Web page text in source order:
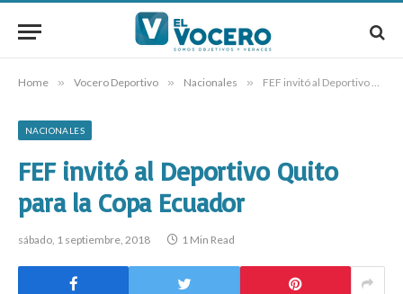
Home » Vocero Deportivo » Nacionales » FEF invitó al Deportivo Quito para la Copa Ecuador
NACIONALES
FEF invitó al Deportivo Quito
para la Copa Ecuador
sábado, 1 septiembre, 2018 1 Min Read